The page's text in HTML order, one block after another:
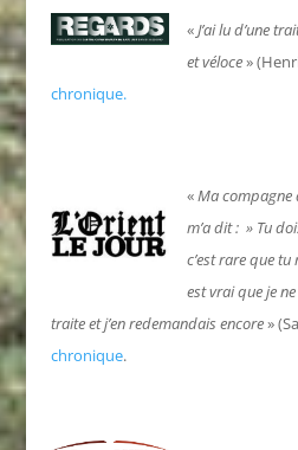
«J’ai lu d’une
et véloce»
chronique.
« Ma compagne
m’a dit : » Tu
c’est rare que
est vrai que je ne
traite et j’en redemandais encore»
chronique.